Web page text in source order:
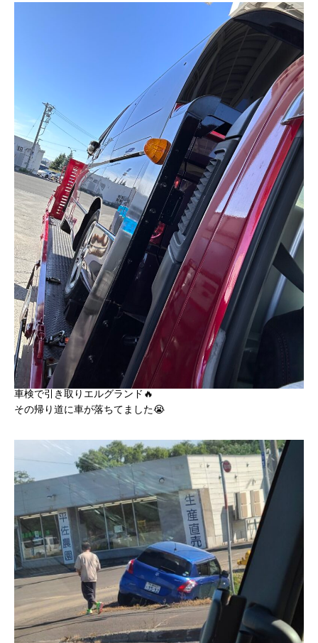
車検で引き取りエルグランド🔥
その帰り道に車が落ちてました😭